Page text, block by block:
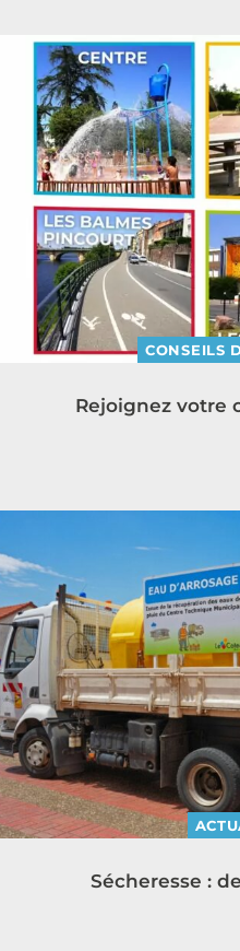
CONSEILS
Rejoignez votre
Sécheresse :